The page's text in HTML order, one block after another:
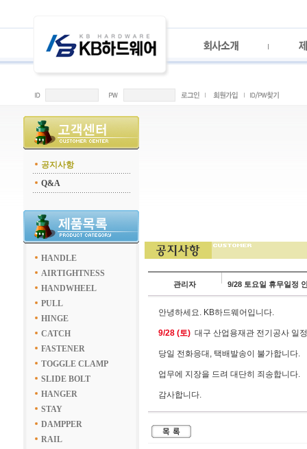
공지사항
Q&A
HANDLE
AIRTIGHTNESS
HANDWHEEL
PULL
HINGE
CATCH
FASTENER
TOGGLE CLAMP
SLIDE BOLT
HANGER
STAY
DAMPPER
RAIL
관리자 9/28 토요일 휴무일정
안녕하세요. KB하드웨어입니다.
9/28 (토) 대구 산업용재관 전기공사 일
당일 전화응대, 택배발송이 불가합니다.
업무에 지장을 드려 대단히 죄송합니다.
감사합니다.